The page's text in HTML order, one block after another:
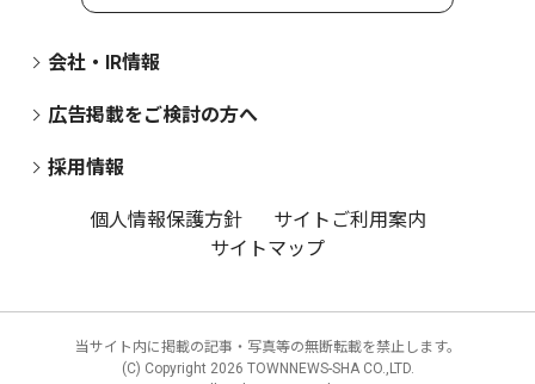
会社・IR情報
広告掲載をご検討の方へ
採用情報
個人情報保護方針
サイトご利用案内
サイトマップ
当サイト内に掲載の記事・写真等の無断転載を禁止します。
(C) Copyright 2026 TOWNNEWS-SHA CO.,LTD.